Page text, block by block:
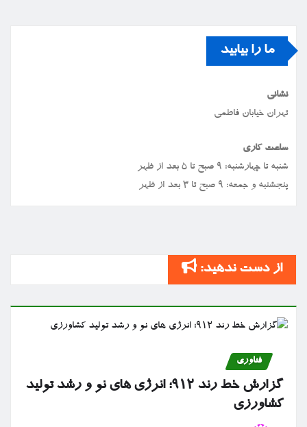
ما را بیابید
نشانی
تهران خیابان فاطمی
ساعت کاری
شنبه تا چهارشنبه: ۹ صبح تا ۵ بعد از ظهر
پنجشنبه و جمعه: ۹ صبح تا ۳ بعد از ظهر
از دست ندهید:
فناوری
گزارش خط رند ۹۱۲؛ انرژی های نو و رشد تولید
کشاورزی